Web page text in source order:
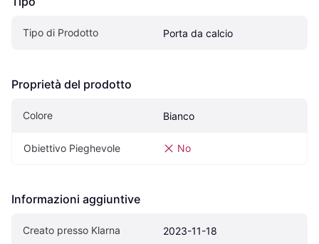
Tipo di Prodotto Porta da calcio
Proprietà del prodotto
Colore Bianco
Obiettivo Pieghevole No
Informazioni aggiuntive
Creato presso Klarna 2023-11-18